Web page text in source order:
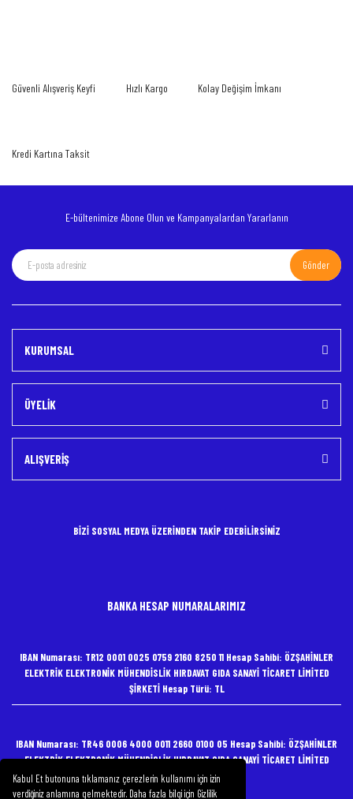
Kabul Et butonuna tıklamanız çerezlerin kullanımı için izin
verdiğiniz anlamına gelmektedir. Daha fazla bilgi için Gizlilik
Ürün açıklamasında eksik bilgiler bulunuyor.
Güvenli Alışveriş Keyfi Hızlı Kargo Kolay Değişim İmkanı
Kredi Kartına Taksit
E-bültenimize Abone Olun ve Kampanyalardan Yararlanın
Gönder
KURUMSAL
ÜYELİK
ALIŞVERİŞ
BİZİ SOSYAL MEDYA ÜZERİNDEN TAKİP EDEBİLİRSİNİZ
BANKA HESAP NUMARALARIMIZ
IBAN Numarası: TR12 0001 0025 0759 2160 8250 11 Hesap Sahibi: ÖZŞAHİNLER
ELEKTRİK ELEKTRONİK MÜHENDİSLİK HIRDAVAT GIDA SANAYİ TİCARET LİMİTED
ŞİRKETİ Hesap Türü: TL
IBAN Numarası: TR46 0006 4000 0011 2660 0100 05 Hesap Sahibi: ÖZŞAHİNLER
ELEKTRİK ELEKTRONİK MÜHENDİSLİK HIRDAVAT GIDA SANAYİ TİCARET LİMİTED
ŞİRKETİ Hesap Türü: TL